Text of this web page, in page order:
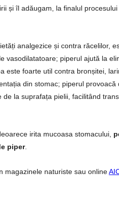
și îl adăugam, la finalul
analgezice și contra răcelilor,
vasodilatatoare; piperul ajută la
este foarte util contra bronșitei,
din stomac; piperul
la suprafața pielii, facilitând
irita mucoasa stomacului,
piper.
magazinele naturiste sau online